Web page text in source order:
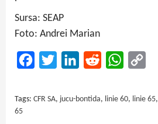
Sursa: SEAP
Foto: Andrei Marian
FacebookTwitter LinkedInReddit WhatsApp
Tags: CFR SA, jucu-bontida, linie 60, linie 65,
65